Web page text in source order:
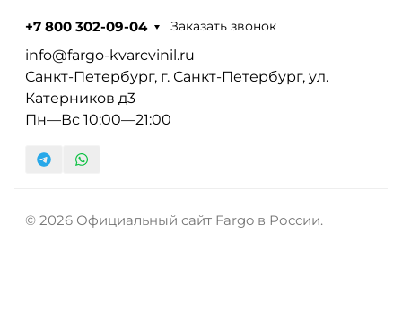
+7 800 302-09-04 Заказать звонок
info@fargo-kvarcvinil.ru
Санкт-Петербург, г. Санкт-Петербург, ул.
Катерников д3
Пн—Вс 10:00—21:00
© 2026 Официальный сайт Fargo в России.